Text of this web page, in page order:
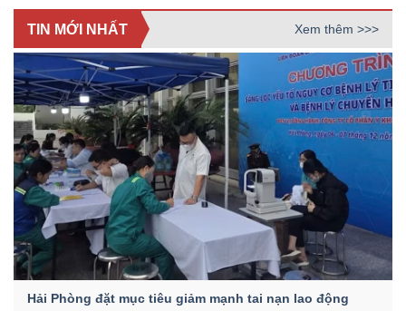
TIN MỚI NHẤT Xem thêm >>>
Hải Phòng đặt mục tiêu giảm mạnh tai nạn lao động